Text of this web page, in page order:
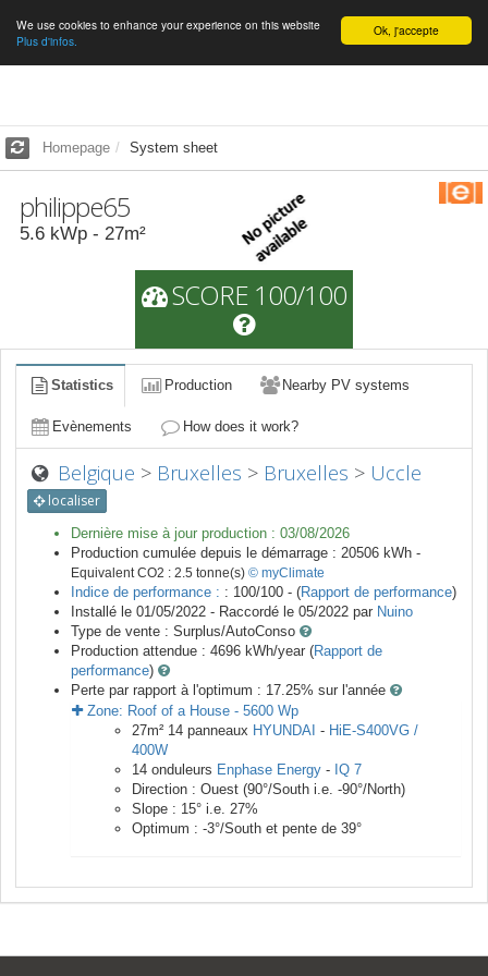
English Ok, j'accepte
We use cookies to enhance your experience on this website
Plus d'infos.
Homepage System sheet
philippe65
5.6 kWp - 27m²
SCORE 100/100
Statistics Production Nearby PV systems
Evènements How does it work?
Belgique > Bruxelles > Bruxelles > Uccle
localiser
Dernière mise à jour production : 03/08/2026
Production cumulée depuis le démarrage : 20506 kWh -
Equivalent CO2 : 2.5 tonne(s) © myClimate
Indice de performance : : 100/100 - (Rapport de performance)
Installé le 01/05/2022 - Raccordé le 05/2022 par Nuino
Type de vente : Surplus/AutoConso
Production attendue : 4696 kWh/year (Rapport de
performance)
Perte par rapport à l'optimum : 17.25% sur l'année
Zone: Roof of a House - 5600 Wp
27m² 14 panneaux HYUNDAI - HiE-S400VG /
400W
14 onduleurs Enphase Energy - IQ 7
Direction : Ouest (90°/South i.e. -90°/North)
Slope : 15° i.e. 27%
Optimum : -3°/South et pente de 39°